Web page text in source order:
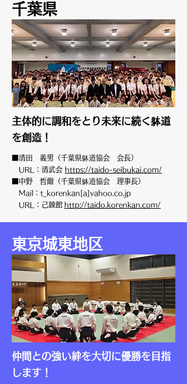
千葉県
主体的に調和をとり未来に続く躰道
を創造！
■清田 義男（千葉県躰道協会 会長）
URL：清武会 https://taido-seibukai.com/
■中野 哲爾（千葉県躰道協会 理事長）
Mail：t_korenkan[a]yahoo.co.jp
URL：己錬館 http://taido.korenkan.com/
東京城東地区
仲間との強い絆を大切に優勝を目指
します！